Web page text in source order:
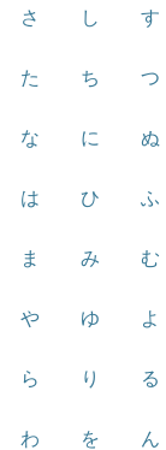
さ し す
た ち つ
な に ぬ
は ひ ふ
ま み む
や ゆ よ
ら り る
わ を ん